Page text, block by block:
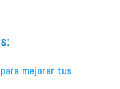
mejorar tus